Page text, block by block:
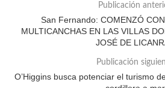
Publicación
San Fernando: COMENZÓ
MULTICANCHAS EN LAS VILLAS
JOSÉ DE
Publicación
O’Higgins busca potenciar el turismo